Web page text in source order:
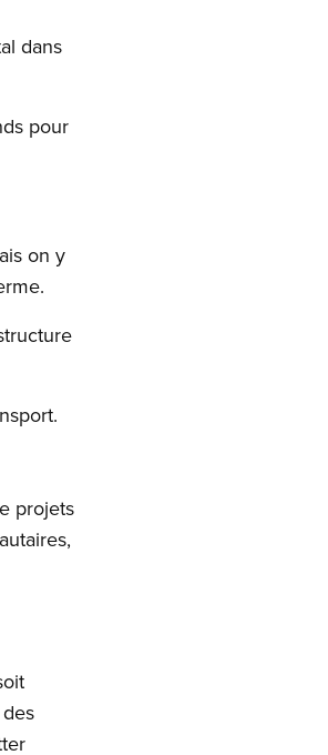
dans
pour
on y
projets